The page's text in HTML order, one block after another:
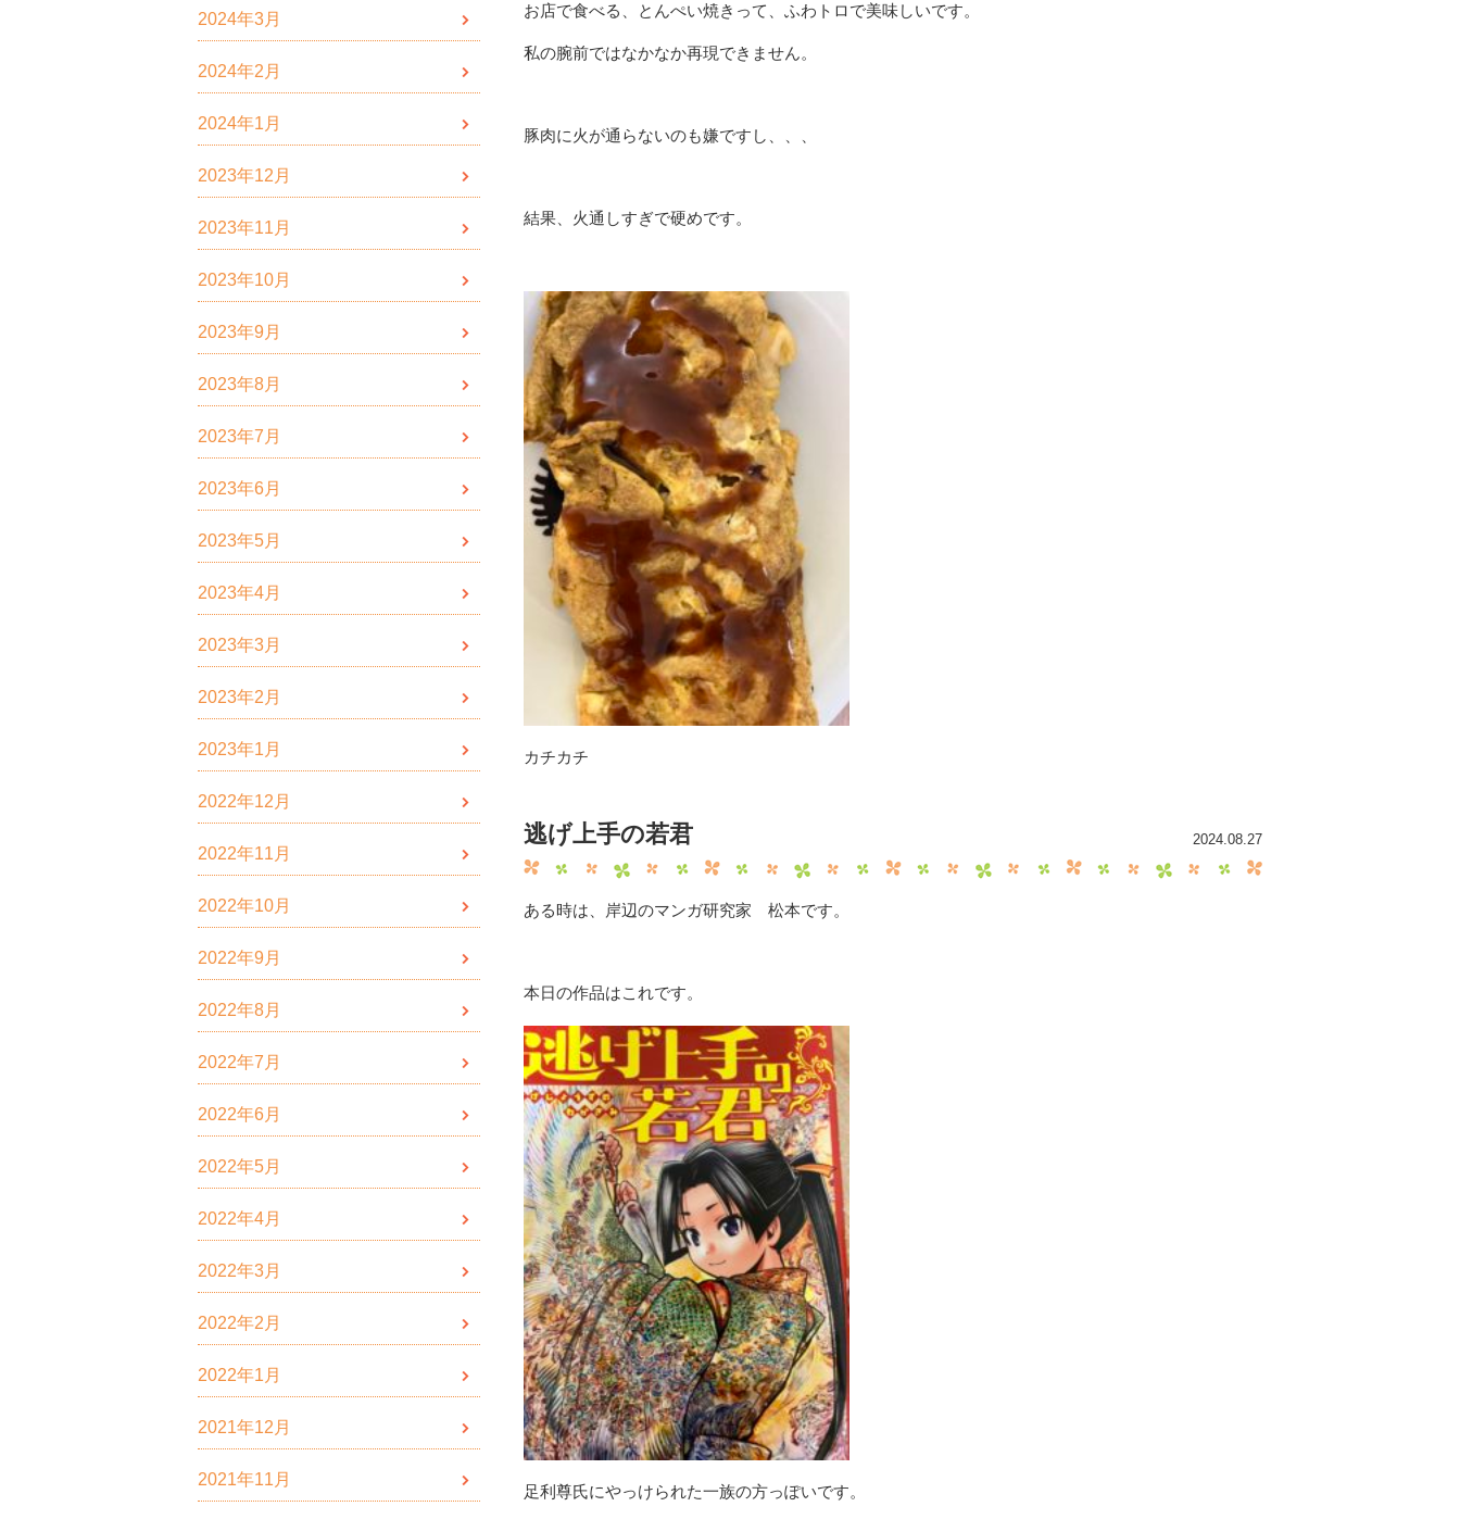
お店で食べる、とんぺい焼きって、ふわトロで美味しいです。
私の腕前ではなかなか再現できません。
豚肉に火が通らないのも嫌ですし、、、
結果、火通しすぎで硬めです。
カチカチ
2024.08.27
逃げ上手の若君
ある時は、岸辺のマンガ研究家 松本です。
本日の作品はこれです。
足利尊氏にやっけられた一族の方っぽいです。
2024年3月
2024年2月
2024年1月
2023年12月
2023年11月
2023年10月
2023年9月
2023年8月
2023年7月
2023年6月
2023年5月
2023年4月
2023年3月
2023年2月
2023年1月
2022年12月
2022年11月
2022年10月
2022年9月
2022年8月
2022年7月
2022年6月
2022年5月
2022年4月
2022年3月
2022年2月
2022年1月
2021年12月
2021年11月